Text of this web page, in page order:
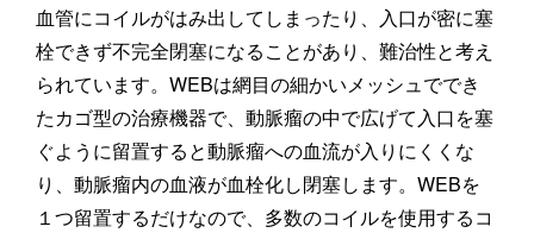
血管にコイルがはみ出してしまったり、入口が密に塞
栓できず不完全閉塞になることがあり、難治性と考え
られています。WEBは網目の細かいメッシュででき
たカゴ型の治療機器で、動脈瘤の中で広げて入口を塞
ぐように留置すると動脈瘤への血流が入りにくくな
り、動脈瘤内の血液が血栓化し閉塞します。WEBを
１つ留置するだけなので、多数のコイルを使用するコ